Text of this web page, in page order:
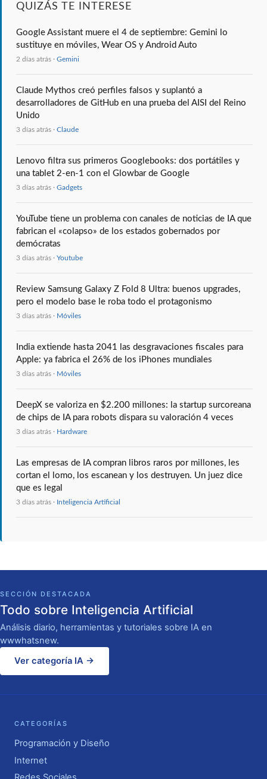
QUIZÁS TE INTERESE
Google Assistant muere el 4 de septiembre: Gemini lo
sustituye en móviles, Wear OS y Android Auto
2 días atrás · Gemini
Claude Mythos creó perfiles falsos y suplantó a
desarrolladores de GitHub en una prueba del AISI del Reino
Unido
3 días atrás · Claude
Lenovo filtra sus primeros Googlebooks: dos portátiles y
una tablet 2-en-1 con el Glowbar de Google
3 días atrás · Gadgets
YouTube tiene un problema con canales de noticias de IA que
fabrican el «colapso» de los estados gobernados por
demócratas
3 días atrás · Youtube
Review Samsung Galaxy Z Fold 8 Ultra: buenos upgrades,
pero el modelo base le roba todo el protagonismo
3 días atrás · Móviles
India extiende hasta 2041 las desgravaciones fiscales para
Apple: ya fabrica el 26% de los iPhones mundiales
3 días atrás · Móviles
DeepX se valoriza en $2.200 millones: la startup surcoreana
de chips de IA para robots dispara su valoración 4 veces
3 días atrás · Hardware
Las empresas de IA compran libros raros por millones, les
cortan el lomo, los escanean y los destruyen. Un juez dice
que es legal
3 días atrás · Inteligencia Artificial
SECCIÓN DESTACADA
Todo sobre Inteligencia Artificial
Análisis diario, herramientas y tutoriales sobre IA en
wwwhatsnew.
Ver categoría IA →
CATEGORÍAS
Programación y Diseño
Internet